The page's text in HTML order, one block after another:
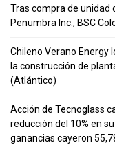
Tras compra de unidad
Penumbra Inc., BSC
Chileno Verano Energy
la construcción de
(Atlántico)
Acción de Tecnoglass
reducción del 10% en
ganancias cayeron